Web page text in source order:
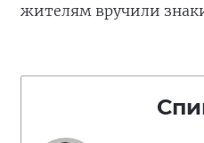
жителям вручили